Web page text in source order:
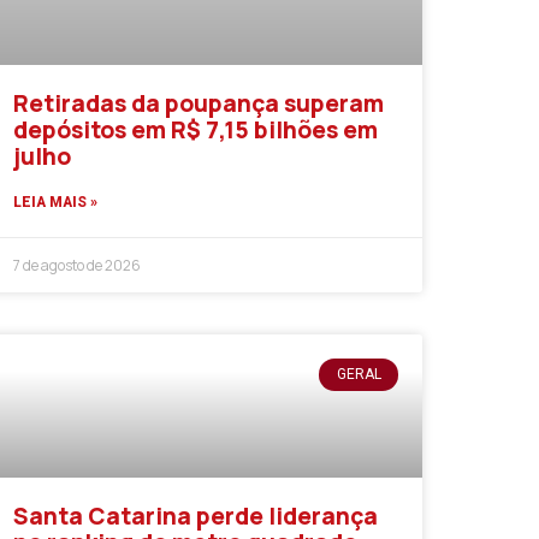
Retiradas da poupança superam
depósitos em R$ 7,15 bilhões em
julho
LEIA MAIS »
7 de agosto de 2026
GERAL
Santa Catarina perde liderança